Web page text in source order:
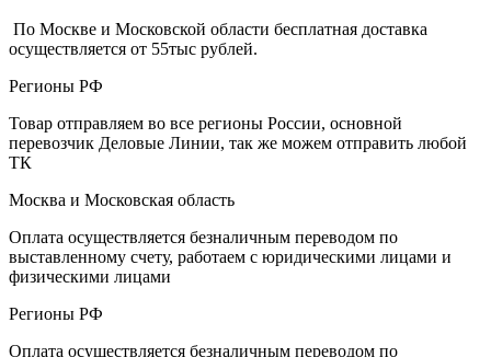
По Москве и Московской области бесплатная доставка
осуществляется от 55тыс рублей.
Регионы РФ
Товар отправляем во все регионы России, основной
перевозчик Деловые Линии, так же можем отправить любой
ТК
Москва и Московская область
Оплата осуществляется безналичным переводом по
выставленному счету, работаем с юридическими лицами и
физическими лицами
Регионы РФ
Оплата осуществляется безналичным переводом по